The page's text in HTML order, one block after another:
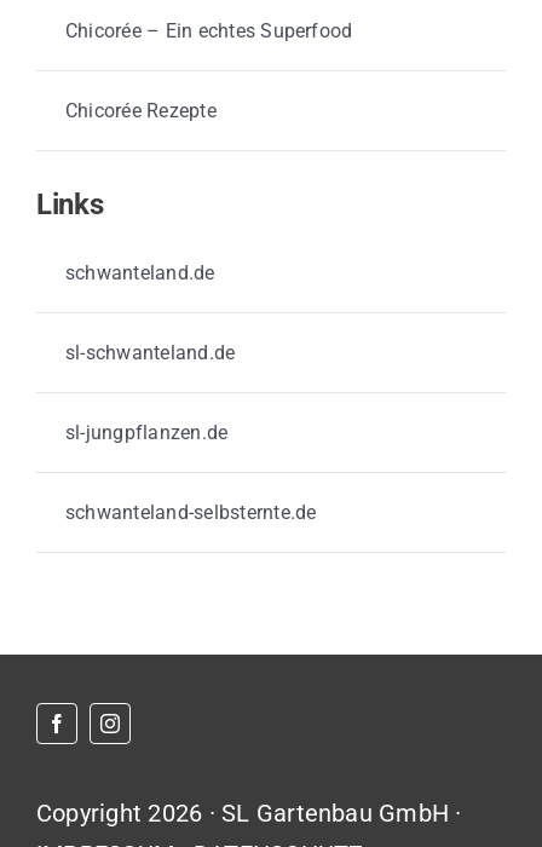
Chicorée – Ein echtes Superfood
Chicorée Rezepte
Links
schwanteland.de
sl-schwanteland.de
sl-jungpflanzen.de
schwanteland-selbsternte.de
Copyright 2026 · SL Gartenbau GmbH ·